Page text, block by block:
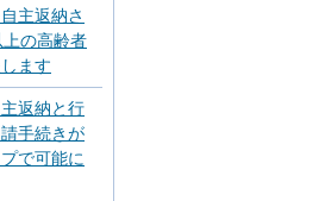
主返納さ
の高齢者
ます
返納と行
手続きが
で可能に